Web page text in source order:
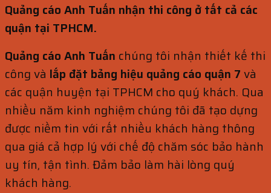
Quảng cáo Anh Tuấn nhận thi công ở tất cả các
quận tại TPHCM.
Quảng cáo Anh Tuấn chúng tôi nhận thiết kế thi
công và lắp đặt bảng hiệu quảng cáo quận 7 và
các quận huyện tại TPHCM cho quý khách. Qua
nhiều năm kinh nghiệm chúng tôi đã tạo dựng
được niềm tin với rất nhiều khách hàng thông
qua giá cả hợp lý với chế độ chăm sóc bảo hành
uy tín, tận tình. Đảm bảo làm hài lòng quý
khách hàng.